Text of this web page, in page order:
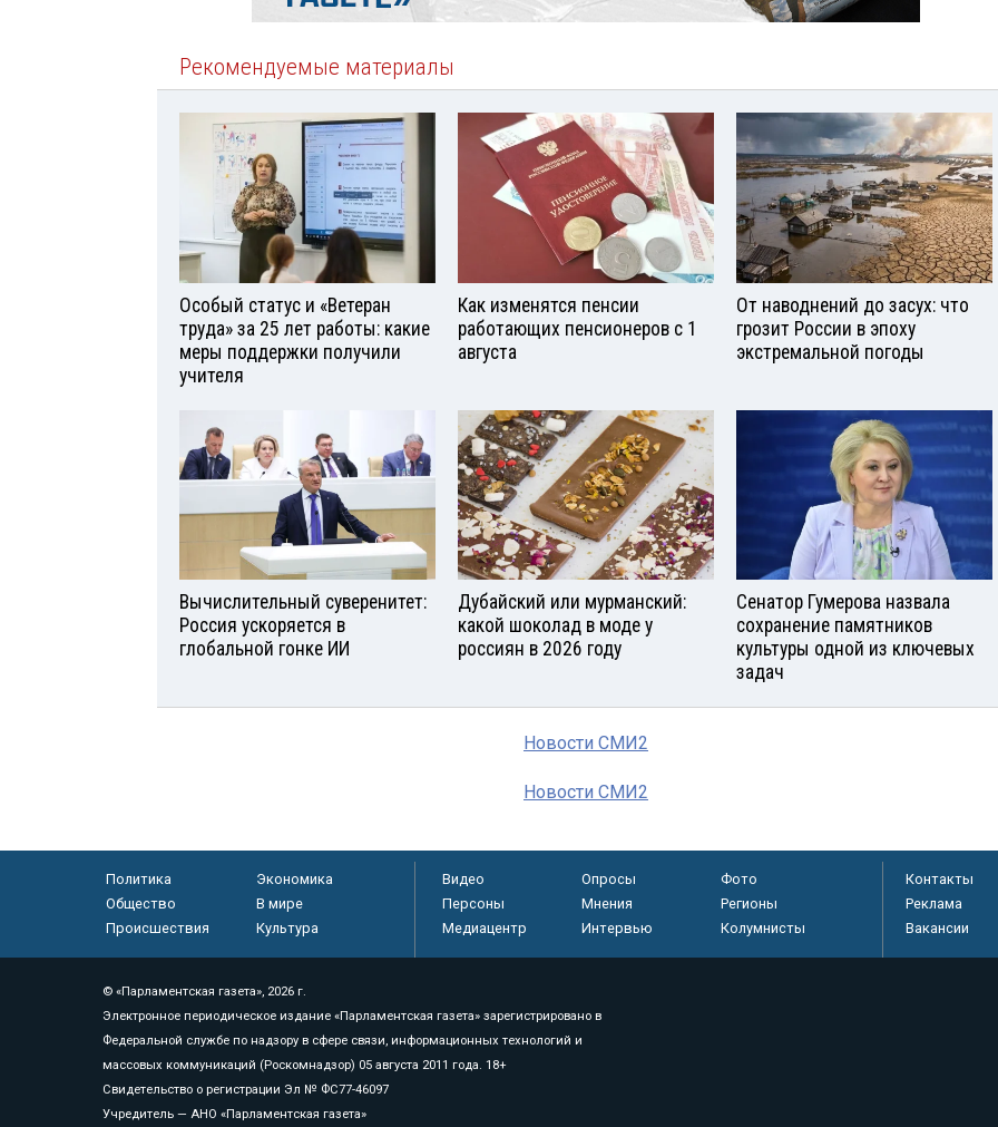
Рекомендуемые материалы
Особый статус и «Ветеран
труда» за 25 лет работы: какие
меры поддержки получили
учителя
Как изменятся пенсии
работающих пенсионеров с 1
августа
От наводнений до засух: что
грозит России в эпоху
экстремальной погоды
Вычислительный суверенитет:
Россия ускоряется в
глобальной гонке ИИ
Дубайский или мурманский:
какой шоколад в моде у
россиян в 2026 году
Сенатор Гумерова назвала
сохранение памятников
культуры одной из ключевых
задач
Новости СМИ2
Новости СМИ2
Политика
Экономика
Общество
В мире
Происшествия
Культура
Видео Опросы
Фото
Персоны
Мнения
Регионы
Медиацентр
Интервью Колумнисты
Контакты
Реклама
Вакансии
© «Парламентская газета», 2026 г.
Электронное периодическое издание «Парламентская газета» зарегистрировано в
Федеральной службе по надзору в сфере связи, информационных технологий и
массовых коммуникаций (Роскомнадзор) 05 августа 2011 года. 18+
Свидетельство о регистрации Эл № ФС77-46097
Учредитель — АНО «Парламентская газета»